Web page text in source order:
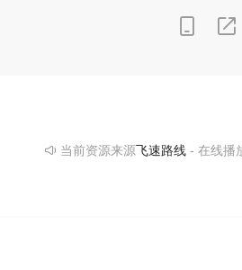
当前资源来源飞速路线- 在线播放,